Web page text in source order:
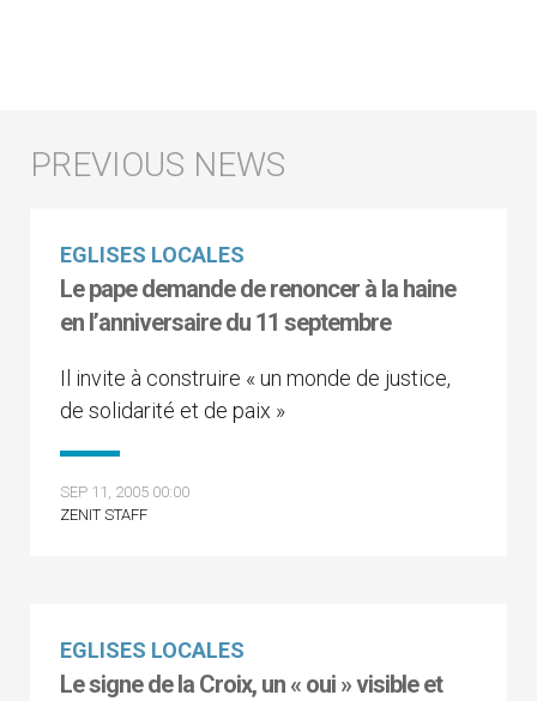
EGLISES LOCALES
Le pape demande de renoncer à la haine
en l’anniversaire du 11 septembre
Il invite à construire « un monde de justice,
de solidarité et de paix »
SEP 11, 2005 00:00
ZENIT STAFF
EGLISES LOCALES
Le signe de la Croix, un « oui » visible et